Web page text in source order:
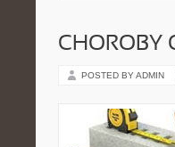
CHOROBY
POSTED BY ADMIN